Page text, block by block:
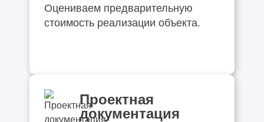
Оцениваем предварительную
стоимость реализации объекта.
Проектная
документация